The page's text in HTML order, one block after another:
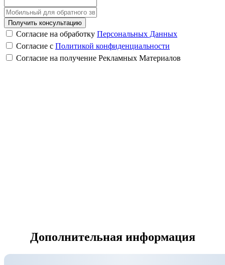
Получить консультацию
Согласие на обработку Персональных Данных
Согласие с Политикой конфиденциальности
Согласие на получение Рекламных Материалов
Дополнительная информация